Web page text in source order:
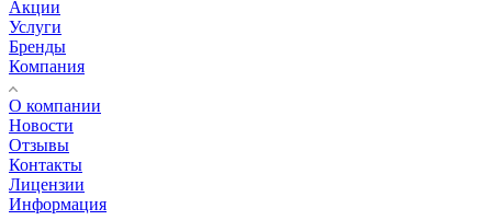
Акции
Услуги
Бренды
Компания
О компании
Новости
Отзывы
Контакты
Лицензии
Информация